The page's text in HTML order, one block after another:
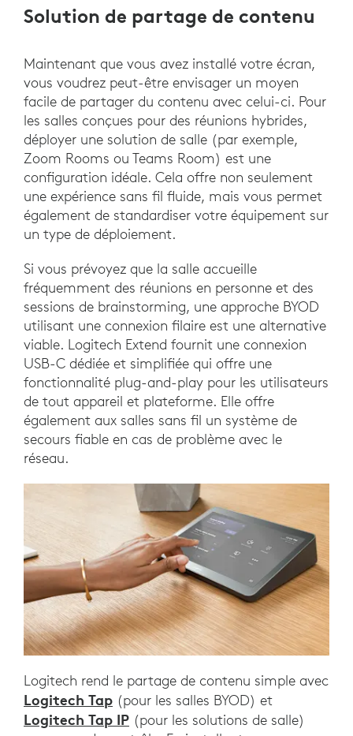
Solution de partage de contenu
Maintenant que vous avez installé votre écran,
vous voudrez peut-être envisager un moyen
facile de partager du contenu avec celui-ci. Pour
les salles conçues pour des réunions hybrides,
déployer une solution de salle (par exemple,
Zoom Rooms ou Teams Room) est une
configuration idéale. Cela offre non seulement
une expérience sans fil fluide, mais vous permet
également de standardiser votre équipement sur
un type de déploiement.
Si vous prévoyez que la salle accueille
fréquemment des réunions en personne et des
sessions de brainstorming, une approche BYOD
utilisant une connexion filaire est une alternative
viable. Logitech Extend fournit une connexion
USB-C dédiée et simplifiée qui offre une
fonctionnalité plug-and-play pour les utilisateurs
de tout appareil et plateforme. Elle offre
également aux salles sans fil un système de
secours fiable en cas de problème avec le
réseau.
Logitech rend le partage de contenu simple avec
Logitech Tap (pour les salles BYOD) et
Logitech Tap IP (pour les solutions de salle)